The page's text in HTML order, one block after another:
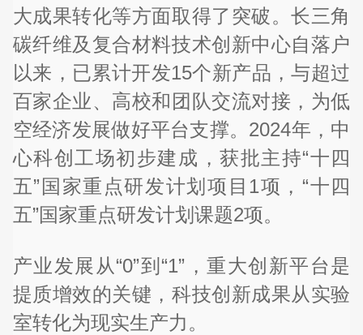
大成果转化等方面取得了突破。长三角
碳纤维及复合材料技术创新中心自落户
以来，已累计开发15个新产品，与超过
百家企业、高校和团队交流对接，为低
空经济发展做好平台支撑。2024年，中
心科创工场初步建成，获批主持“十四
五”国家重点研发计划项目1项，“十四
五”国家重点研发计划课题2项。
产业发展从“0”到“1”，重大创新平台是
提质增效的关键，科技创新成果从实验
室转化为现实生产力。